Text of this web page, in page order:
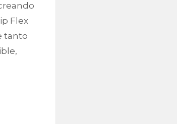
Flex
tanto